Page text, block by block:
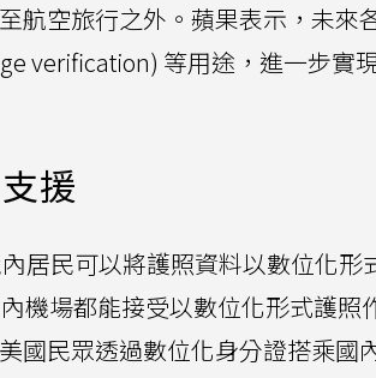
航空旅行之外。蘋果表示，未來
verification) 等用途，進一步實
援
居民可以將護照資料以數位化形
機場都能接受以數位化形式護照
國民眾透過數位化身分證搭乘國